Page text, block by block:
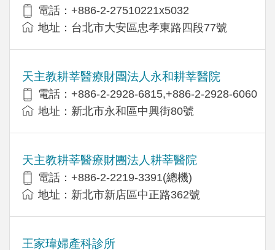
電話：+886-2-27510221x5032
地址：台北市大安區忠孝東路四段77號
天主教耕莘醫療財團法人永和耕莘醫院
電話：+886-2-2928-6815,+886-2-2928-6060
地址：新北市永和區中興街80號
天主教耕莘醫療財團法人耕莘醫院
電話：+886-2-2219-3391(總機)
地址：新北市新店區中正路362號
王家瑋婦產科診所